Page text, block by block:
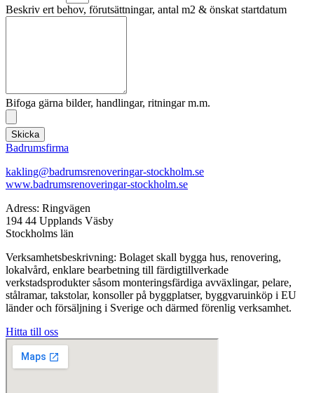
Beskriv ert behov, förutsättningar, antal m2 & önskat startdatum
Bifoga gärna bilder, handlingar, ritningar m.m.
Skicka
Badrumsfirma
kakling@badrumsrenoveringar-stockholm.se
www.badrumsrenoveringar-stockholm.se
Adress: Ringvägen
194 44 Upplands Väsby
Stockholms län
Verksamhetsbeskrivning: Bolaget skall bygga hus, renovering,
lokalvård, enklare bearbetning till färdigtillverkade
verkstadsprodukter såsom monteringsfärdiga avväxlingar, pelare,
stålramar, takstolar, konsoller på byggplatser, byggvaruinköp i EU
länder och försäljning i Sverige och därmed förenlig verksamhet.
Hitta till oss